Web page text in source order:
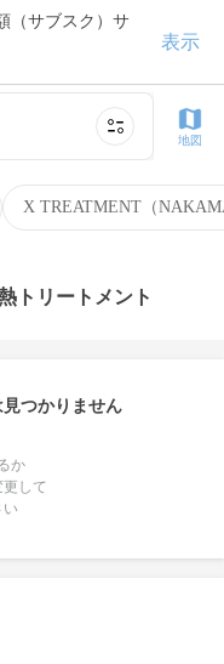
（サブスク）サ
表示
X TREATMENT（
地図
トリートメント
つかりません
か
して
い